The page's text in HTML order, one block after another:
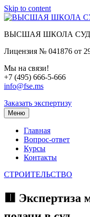
Skip to content
ВЫСШАЯ ШКОЛА
Лицензия № 041876 от
Мы на связи!
+7 (495) 666-5-666
info@fse.ms
Заказать экспертизу
Меню
Главная
Вопрос-ответ
Курсы
Контакты
СТРОИТЕЛЬСТВО
🟥